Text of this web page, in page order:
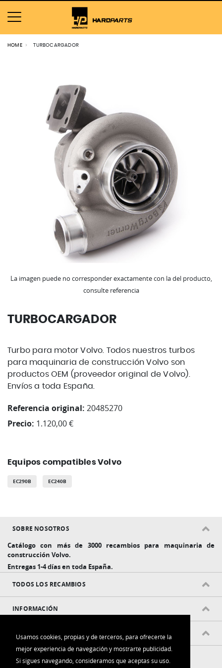
Usamos cookies, propias y de terceros, para ofrecerte la
mejor experiencia de navegación y mostrarte publicidad.
Si sigues navegando, consideramos que aceptas su uso.
HOME TURBOCARGADOR
TURBOCARGADOR
Turbo para motor Volvo. Todos nuestros turbos
para maquinaria de construcción Volvo son
productos OEM (proveedor original de Volvo).
Envíos a toda España.
Referencia original: 20485270
Precio: 1.120,00 €
Equipos compatibles Volvo
EC290B EC240B
La imagen puede no corresponder exactamente con la del producto,
consulte referencia
SOBRE NOSOTROS
Catálogo con más de 3000 recambios para maquinaria de
construcción Volvo.
Entregas 1-4 días en toda España.
TODOS LOS RECAMBIOS
INFORMACIÓN
POLÍTICAS Y CONDICIONES